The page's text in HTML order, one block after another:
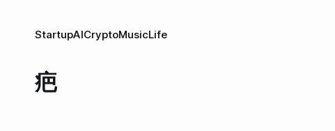
StartupAICryptoMusicLife
疤